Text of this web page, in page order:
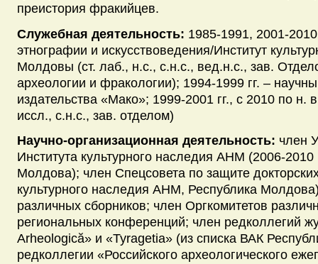
преистория фракийцев.
Служебная деятельность: 1985-1991, 2001-
этнографии и искусствоведения/Институт
Молдовы (ст. лаб., н.с., с.н.с., вед.н.с., зав.
археологии и фракологии); 1994-1999 гг. –
издательства «Мако»; 1999-2001 гг., с 2010 по
иссл., с.н.с., зав. отделом)
Научно-организационная деятельность: член
Института культурного наследия АНМ (2006-2010
Молдова); член Спецсовета по защите
культурного наследия АНМ, Республика
различных сборников; член Оргкомитетов
региональных конференций; член редколлегий
Arheologică» и «Tyragetia» (из списка ВАК
редколлегии «Российского археологического